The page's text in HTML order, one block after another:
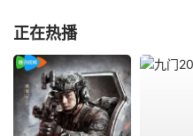
正在热播